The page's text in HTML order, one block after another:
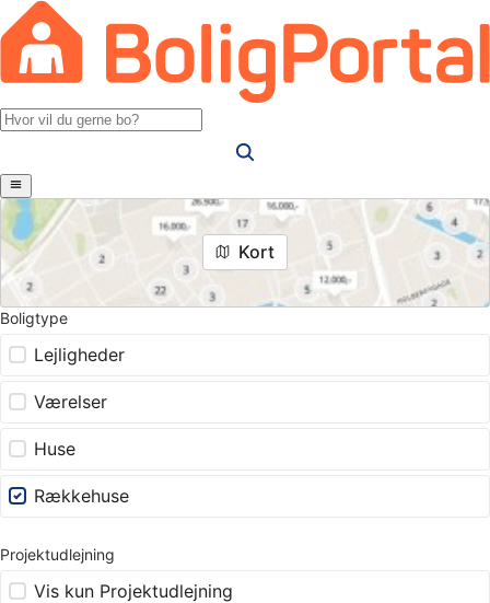
Kort
Boligtype
Lejligheder
Værelser
Huse
Rækkehuse
Projektudlejning
Vis kun Projektudlejning